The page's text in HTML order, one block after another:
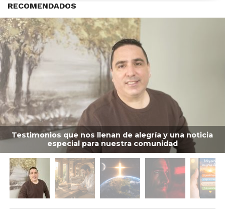
RECOMENDADOS
Testimonios que nos llenan de alegría y una noticia
especial para nuestra comunidad